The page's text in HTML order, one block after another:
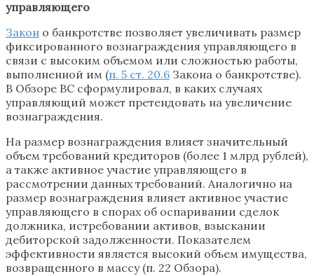
управляющего
Закон о банкротстве позволяет увеличивать размер
фиксированного вознаграждения управляющего в
связи с высоким объемом или сложностью работы,
выполненной им (п. 5 ст. 20.6 Закона о банкротстве).
В Обзоре ВС сформулировал, в каких случаях
управляющий может претендовать на увеличение
вознаграждения.
На размер вознаграждения влияет значительный
объем требований кредиторов (более 1 млрд рублей),
а также активное участие управляющего в
рассмотрении данных требований. Аналогично на
размер вознаграждения влияет активное участие
управляющего в спорах об оспаривании сделок
должника, истребовании активов, взыскании
дебиторской задолженности. Показателем
эффективности является высокий объем имущества,
возвращенного в массу (п. 22 Обзора).